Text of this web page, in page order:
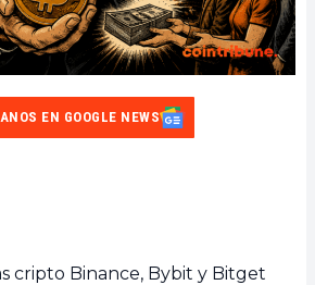
EN GOOGLE NEWS
cripto Binance, Bybit y Bitget